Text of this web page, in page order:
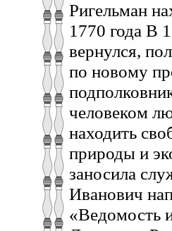
Ригельман
1770 года В
вернулся,
по новому
человеком
находить
природы и
заносила
Иванович
«Ведомость